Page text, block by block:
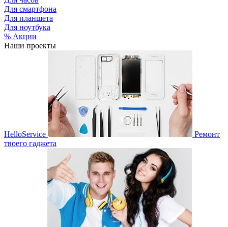
Для смартфона
Для планшета
Для ноутбука
% Акции
Наши проекты
HelloService
Ремонт
твоего гаджета